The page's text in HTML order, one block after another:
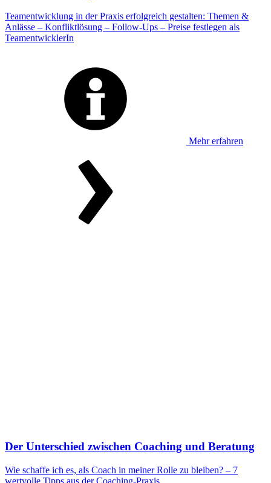
Teamentwicklung in der Praxis erfolgreich gestalten: Themen &
Anlässe – Konfliktlösung – Follow-Ups – Preise festlegen als
TeamentwicklerIn
Mehr erfahren
Der Unterschied zwischen Coaching und Beratung
Wie schaffe ich es, als Coach in meiner Rolle zu bleiben? – 7
wertvolle Tipps aus der Coaching-Praxis